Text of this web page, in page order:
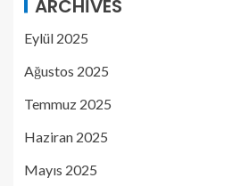
ARCHIVES
Eylül 2025
Ağustos 2025
Temmuz 2025
Haziran 2025
Mayıs 2025